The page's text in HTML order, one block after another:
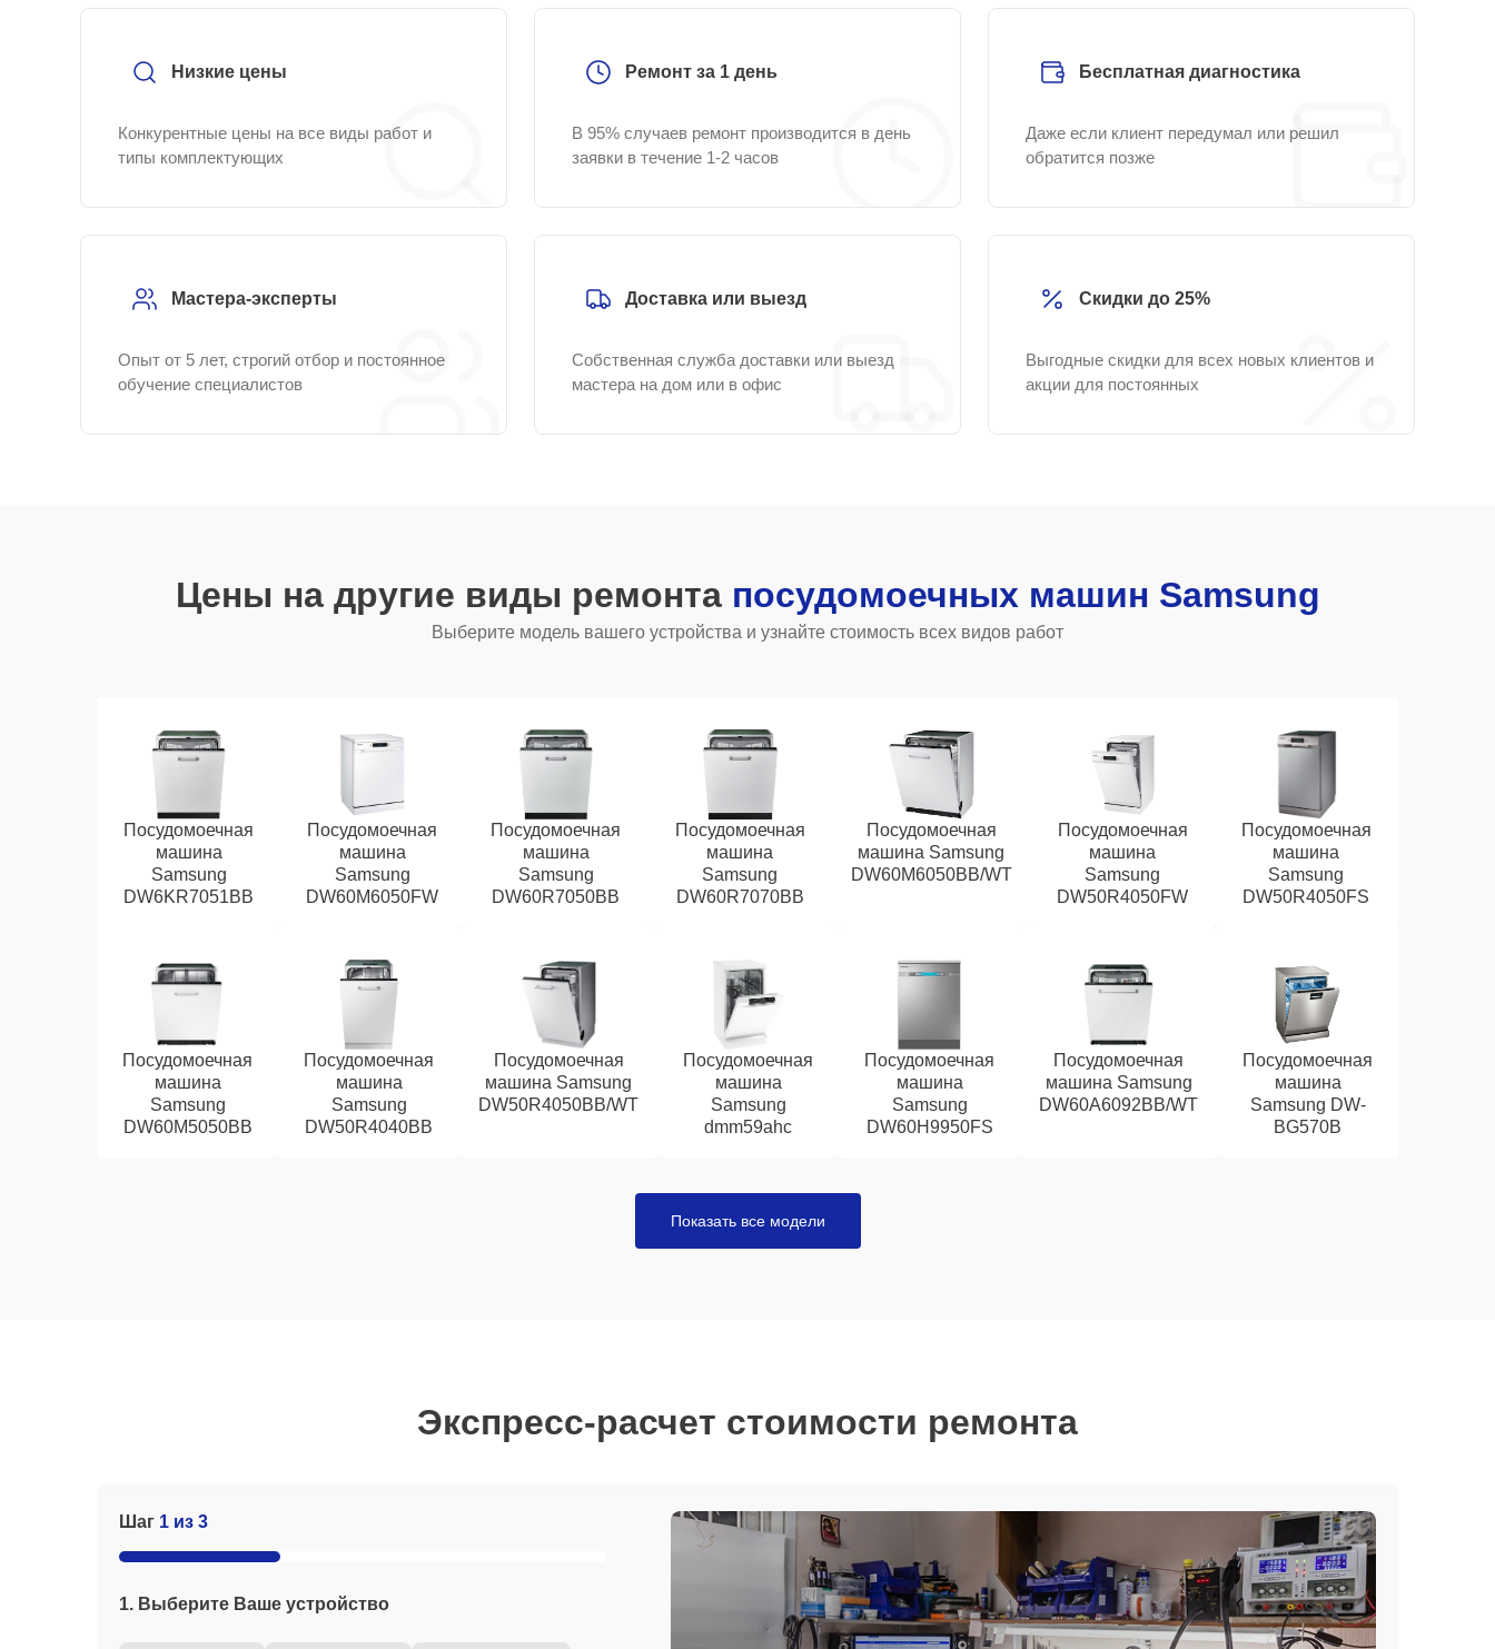
Низкие цены
Конкурентные цены на все виды работ и
типы комплектующих
Ремонт за 1 день
В 95% случаев ремонт производится в день
заявки в течение 1-2 часов
Бесплатная диагностика
Даже если клиент передумал или решил
обратится позже
Мастера-эксперты
Опыт от 5 лет, строгий отбор и постоянное
обучение специалистов
Доставка или выезд
Собственная служба доставки или выезд
мастера на дом или в офис
Скидки до 25%
Выгодные скидки для всех новых клиентов и
акции для постоянных
Цены на другие виды ремонта посудомоечных машин Samsung
Выберите модель вашего устройства и узнайте стоимость всех видов работ
Посудомоечная
машина
Samsung
DW6KR7051BB
Посудомоечная
машина
Samsung
DW60M6050FW
Посудомоечная
машина
Samsung
DW60R7050BB
Посудомоечная
машина
Samsung
DW60R7070BB
Посудомоечная
машина Samsung
DW60M6050BB/WT
Посудомоечная
машина
Samsung
DW50R4050FW
Посудомоечная
машина
Samsung
DW50R4050FS
Посудомоечная
машина
Samsung
DW60M5050BB
Посудомоечная
машина
Samsung
DW50R4040BB
Посудомоечная
машина Samsung
DW50R4050BB/WT
Посудомоечная
машина
Samsung
dmm59ahc
Посудомоечная
машина
Samsung
DW60H9950FS
Посудомоечная
машина Samsung
DW60A6092BB/WT
Посудомоечная
машина
Samsung DW-
BG570B
Показать все модели
Экспресс-расчет стоимости ремонта
Шаг 1 из 3
1. Выберите Ваше устройство